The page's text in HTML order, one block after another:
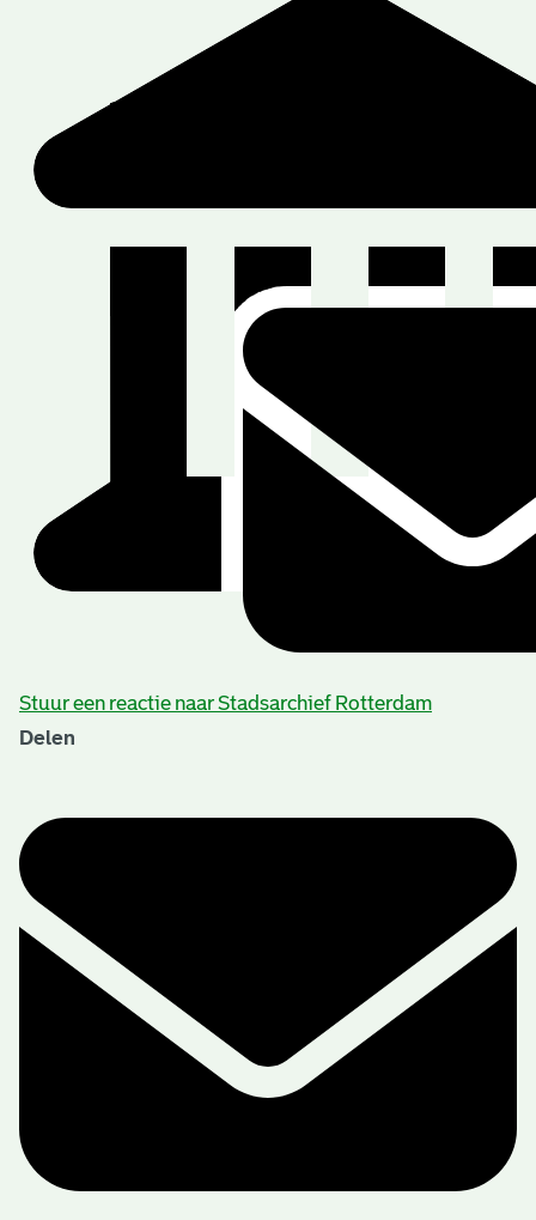
Stuur een reactie naar Stadsarchief Rotterdam
Delen